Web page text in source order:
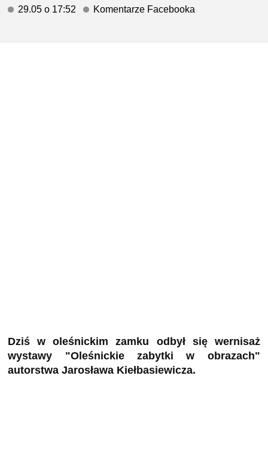
29.05 o 17:52 Komentarze Facebooka
Dziś w oleśnickim zamku odbył się wernisaż
wystawy "Oleśnickie zabytki w obrazach"
autorstwa Jarosława Kiełbasiewicza.